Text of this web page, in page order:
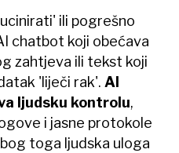
ili pogrešno
chatbot koji obećava
zahtjeva ili tekst koji
'liječi rak'. AI
ljudsku kontrolu,
i jasne protokole
toga ljudska uloga